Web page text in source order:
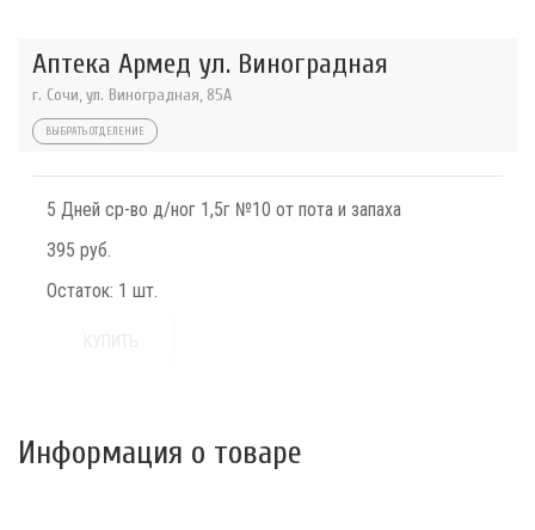
Аптека Армед ул. Виноградная
г. Сочи, ул. Виноградная, 85А
ВЫБРАТЬ ОТДЕЛЕНИЕ
5 Дней ср-во д/ног 1,5г №10 от пота и запаха
395 руб.
Остаток: 1 шт.
Информация о товаре